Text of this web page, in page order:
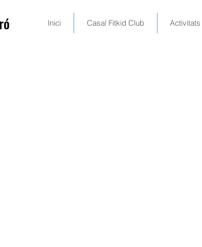
Inici Casal Fitkid Club Activitats